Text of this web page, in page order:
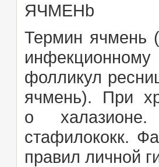
ЯЧМЕНb
Термин ячмень
фолликул
ячмень). При
о
стафилококк.
правил личной